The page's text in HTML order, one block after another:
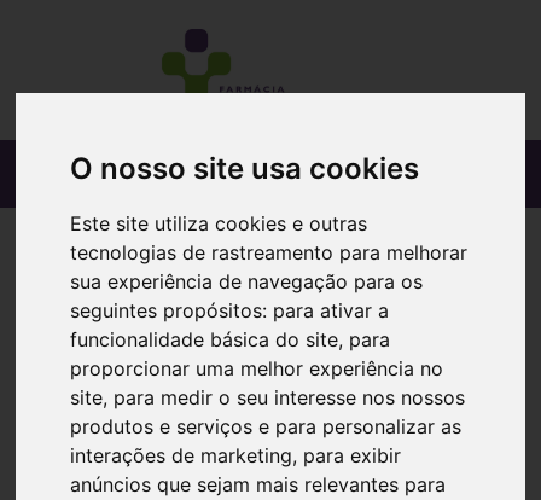
O nosso site usa cookies
Este site utiliza cookies e outras
tecnologias de rastreamento para melhorar
sua experiência de navegação para os
seguintes propósitos: para ativar a
funcionalidade básica do site, para
proporcionar uma melhor experiência no
site, para medir o seu interesse nos nossos
produtos e serviços e para personalizar as
interações de marketing, para exibir
anúncios que sejam mais relevantes para